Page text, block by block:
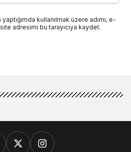
kullanılmak üzere adımı, e-
adresimi bu tarayıcıya kaydet.